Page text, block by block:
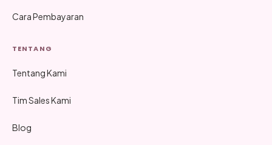
Cara Pembayaran
TENTANG
Tentang Kami
Tim Sales Kami
Blog